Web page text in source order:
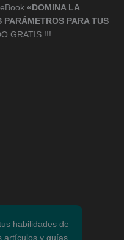
«DOMINA LA
PARA TUS
GRATIS !!!
habilidades de
artículos y guías